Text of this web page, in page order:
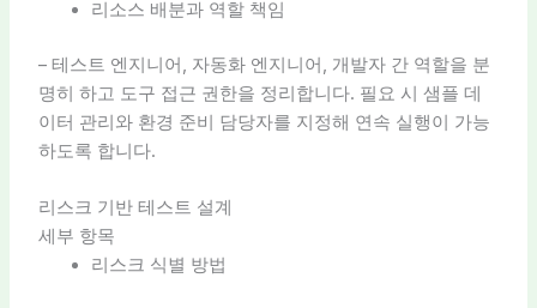
리소스 배분과 역할 책임
– 테스트 엔지니어, 자동화 엔지니어, 개발자 간 역할을 분
명히 하고 도구 접근 권한을 정리합니다. 필요 시 샘플 데
이터 관리와 환경 준비 담당자를 지정해 연속 실행이 가능
하도록 합니다.
리스크 기반 테스트 설계
세부 항목
리스크 식별 방법